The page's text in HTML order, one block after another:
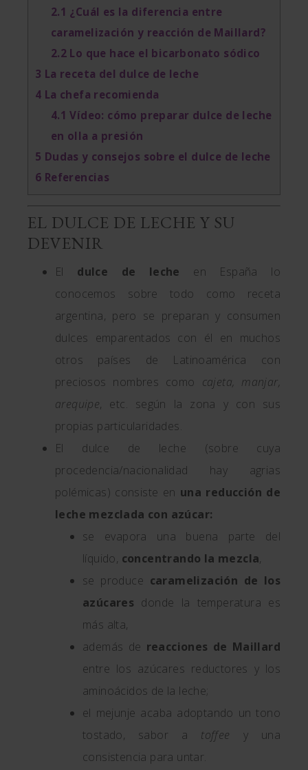
2.1 ¿Cuál es la diferencia entre
caramelización y reacción de Maillard?
2.2 Lo que hace el bicarbonato sódico
3 La receta del dulce de leche
4 La chefa recomienda
4.1 Vídeo: cómo preparar dulce de leche
en olla a presión
5 Dudas y consejos sobre el dulce de leche
6 Referencias
EL DULCE DE LECHE Y SU
DEVENIR
El dulce de leche en España lo
conocemos sobre todo como receta
argentina, pero se preparan y consumen
dulces emparentados con él en muchos
otros países de Latinoamérica con
preciosos nombres como cajeta, manjar,
arequipe, etc. según la zona y con sus
propias particularidades.
El dulce de leche (sobre cuya
procedencia/nacionalidad hay agrias
polémicas) consiste en una reducción de
leche mezclada con azúcar:
se evapora una buena parte del
líquido, concentrando la mezcla,
se produce caramelización de los
azúcares donde la temperatura es
más alta,
además de reacciones de Maillard
entre los azúcares reductores y los
aminoácidos de la leche;
el mejunje acaba adoptando un tono
tostado, sabor a toffee y una
consistencia para untar.